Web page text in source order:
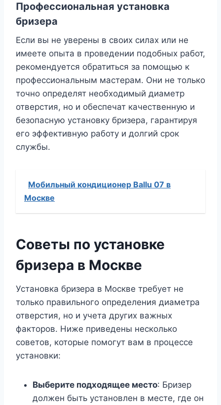
Профессиональная установка
бризера
Если вы не уверены в своих силах или не
имеете опыта в проведении подобных работ,
рекомендуется обратиться за помощью к
профессиональным мастерам. Они не только
точно определят необходимый диаметр
отверстия, но и обеспечат качественную и
безопасную установку бризера, гарантируя
его эффективную работу и долгий срок
службы.
Мобильный кондиционер Ballu 07 в
Москве
Советы по установке
бризера в Москве
Установка бризера в Москве требует не
только правильного определения диаметра
отверстия, но и учета других важных
факторов. Ниже приведены несколько
советов, которые помогут вам в процессе
установки:
Выберите подходящее место: Бризер
должен быть установлен в месте, где он